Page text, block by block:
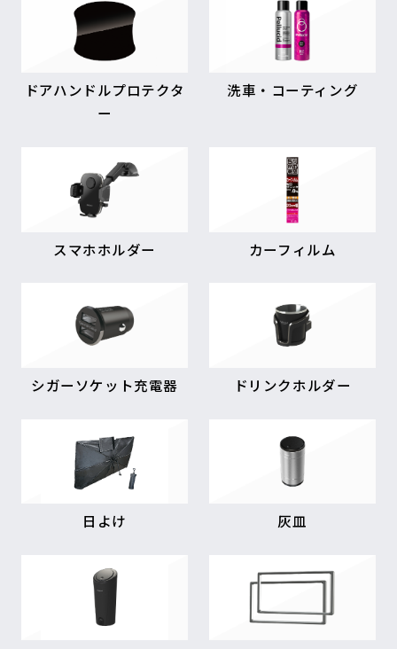
ドアハンドルプロテクタ
ー
洗車・コーティング
スマホホルダー カーフィルム
シガーソケット充電器 ドリンクホルダー
日よけ 灰皿